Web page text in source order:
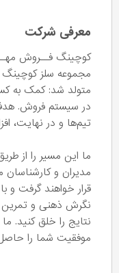
معرفی شرکت
کوچینگ فــروش
متولد شد: کمک به
در سیستم فروش.
تیم‌ها و در نهایت،
ما این مسیر را از
مدیران و
قرار خواهند گرفت و
نگرش ذهنی و تمرین
نتایج را خلق کنید.
موفقیت شما را